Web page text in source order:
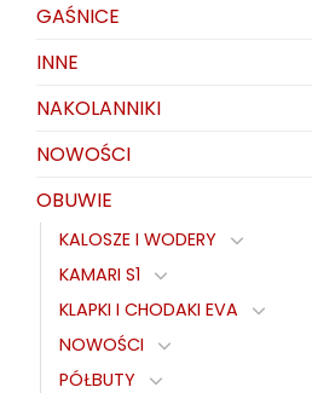
GAŚNICE
INNE
NAKOLANNIKI
NOWOŚCI
OBUWIE
KALOSZE I WODERY
KAMARI S1
KLAPKI I CHODAKI EVA
NOWOŚCI
PÓŁBUTY